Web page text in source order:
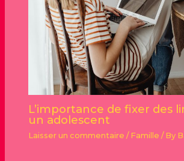
L’importance de fixer des
un adolescent
Laisser un commentaire / Famille / By